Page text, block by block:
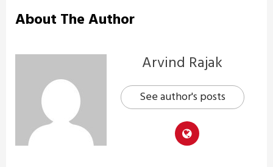
About The Author
Arvind Rajak
See author's posts